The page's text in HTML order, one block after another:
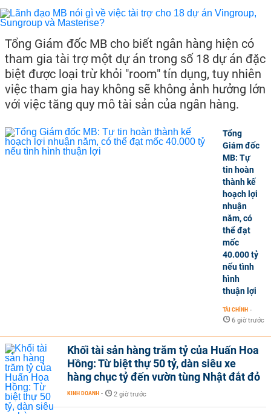
Tổng Giám đốc MB cho biết ngân hàng hiện có
tham gia tài trợ một dự án trong số 18 dự án đặc
biệt được loại trừ khỏi "room" tín dụng, tuy nhiên
việc tham gia hay không sẽ không ảnh hưởng lớn
với việc tăng quy mô tài sản của ngân hàng.
Tổng
Giám đốc
MB: Tự
tin hoàn
thành kế
hoạch lợi
nhuận
năm, có
thể đạt
mốc
40.000 tỷ
nếu tình
hình
thuận lợi
TÀI CHÍNH -
6 giờ trước
Khối tài sản hàng trăm tỷ của Huấn Hoa
Hồng: Từ biệt thự 50 tỷ, dàn siêu xe
hàng chục tỷ đến vườn tùng Nhật đắt đỏ
KINH DOANH - 2 giờ trước